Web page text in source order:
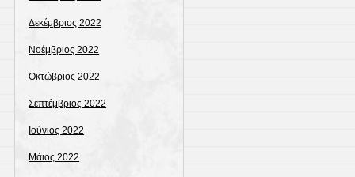
Δεκέμβριος 2022
Νοέμβριος 2022
Οκτώβριος 2022
Σεπτέμβριος 2022
Ιούνιος 2022
Μάιος 2022